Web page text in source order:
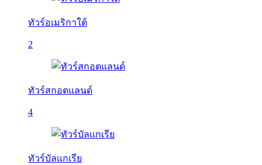
ทัวร์อเมริกาใต้
2
ทัวร์สกอตแลนด์
4
ทัวร์บัลเเกเรีย